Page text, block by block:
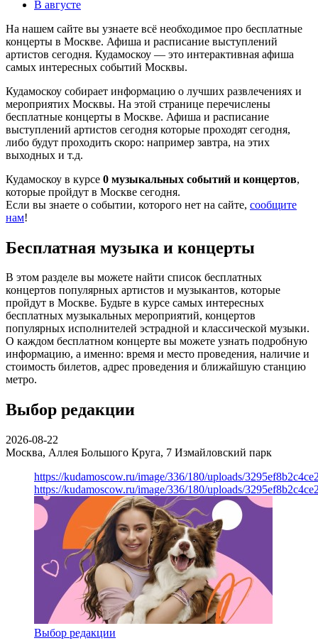
В августе
На нашем сайте вы узнаете всё необходимое про бесплатные
концерты в Москве. Афиша и расписание выступлений
артистов сегодня. Кудамоскоу — это интерактивная афиша
самых интересных событий Москвы.
Кудамоскоу собирает информацию о лучших развлечениях и
мероприятих Москвы. На этой странице перечислены
бесплатные концерты в Москве. Афиша и расписание
выступлений артистов сегодня которые проходят сегодня,
либо будут проходить скоро: например завтра, на этих
выходных и т.д.
Кудамоскоу в курсе 0 музыкальных событий и концертов,
которые пройдут в Москве сегодня.
Если вы знаете о событии, которого нет на сайте, сообщите
нам!
Бесплатная музыка и концерты
В этом разделе вы можете найти список бесплатных
концертов популярных артистов и музыкантов, которые
пройдут в Москве. Будьте в курсе самых интересных
бесплатных музыкальных мероприятий, концертов
популярных исполнителей эстрадной и классической музыки.
О каждом бесплатном концерте вы можете узнать подробную
информацию, а именно: время и место проведения, наличие и
стоимость билетов, адрес проведения и ближайшую станцию
метро.
Выбор редакции
2026-08-22
Москва, Аллея Большого Круга, 7 Измайловский парк
https://kudamoscow.ru/image/336/180/uploads/
https://kudamoscow.ru/image/336/180/uploads/
Выбор редакции